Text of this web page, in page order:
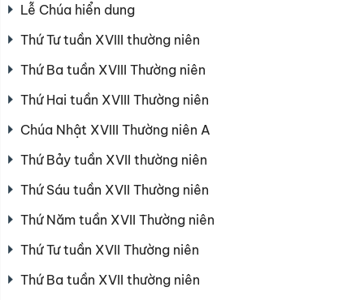
Lễ Chúa hiển dung
Thứ Tư tuần XVIII thường niên
Thứ Ba tuần XVIII Thường niên
Thứ Hai tuần XVIII Thường niên
Chúa Nhật XVIII Thường niên A
Thứ Bảy tuần XVII thường niên
Thứ Sáu tuần XVII Thường niên
Thứ Năm tuần XVII Thường niên
Thứ Tư tuần XVII Thường niên
Thứ Ba tuần XVII thường niên